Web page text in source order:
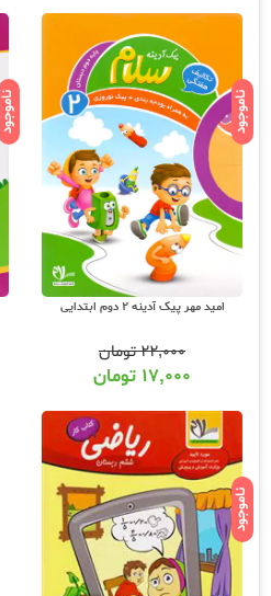
ناموجود
امید مهر پیک آدینه 2 دوم ابتدایی
۲۲,۰۰۰تومان
۱۷,۰۰۰ تومان
ناموجود
ناموجود